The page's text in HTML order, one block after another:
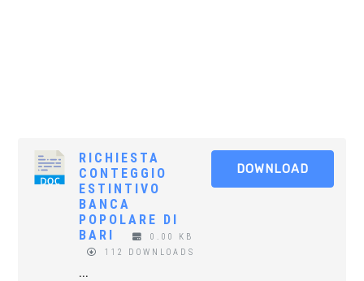
RICHIESTA
CONTEGGIO
ESTINTIVO
BANCA
POPOLARE DI
BARI
0.00 KB
112 DOWNLOADS
...
DOWNLOAD